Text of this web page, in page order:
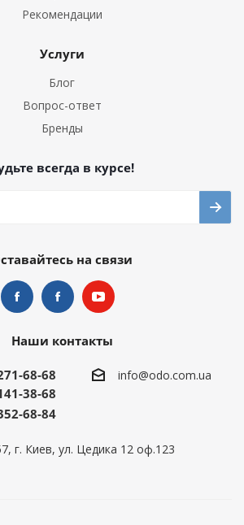
Рекомендации
Услуги
Блог
Вопрос-ответ
Бренды
всегда в курсе!
на связи
Наши контакты
68-68
38-68
68-84
info@odo.com.ua
г. Киев, ул. Цедика 12 оф.123